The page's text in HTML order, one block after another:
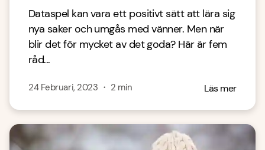
Dataspel kan vara ett positivt sätt att lära sig
nya saker och umgås med vänner. Men när
blir det för mycket av det goda? Här är fem
råd...
24 Februari, 2023 ・ 2 min Läs mer